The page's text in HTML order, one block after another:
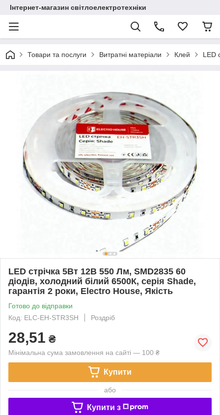
Інтернет-магазин світлоелектротехніки
Товари та послуги Витратні матеріали Клей LED
LED стрічка 5Вт 12В 550 Лм, SMD2835 60
діодів, холодний білий 6500К, серія Shade,
гарантія 2 роки, Electro House, Якість
Готово до відправки
Код: ELC-EH-STR3SH
Роздріб
28,51 ₴
Мінімальна сума замовлення на сайті — 100 ₴
Купити
або
Купити з